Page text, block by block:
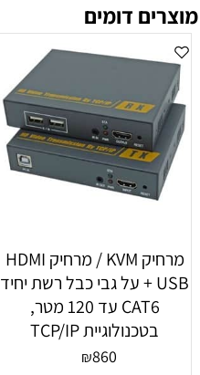
מוצרים דומים
מרחיק KVM / מרחיק HDMI
+ USB על גבי כבל רשת יחיד
CAT6 עד 120 מטר,
בטכנולוגיית TCP/IP
₪860